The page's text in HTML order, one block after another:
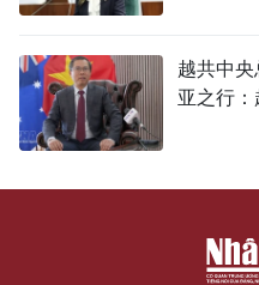
越共中
亚之行